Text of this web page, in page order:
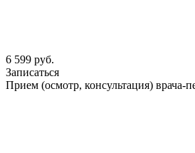
6 599 руб.
Записаться
Прием (осмотр, консультация) врача-